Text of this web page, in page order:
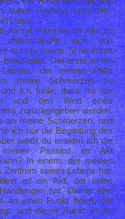
seiner Passion vermitteln.
Luisa:
meine Passion im Akt zu
unterscheidet sich von
nur an meine Schmerzen
bemitleidet. Der erste ist ein
der meinen Platz
meine Schmerzen zu
und ich fühle, dass mir die
und den Wert eines
zurückgegeben werden.
an meine Schmerzen, und
ich nur die Begleitung des
weißt du in wem ich die
meiner Passion im Akt
In einem, der meinen
Zentrum seines Lebens hat.
ist ein Akt, der keine
hat. Dieser eine
an einen Punkt fixiert, der
und dieser Punkt ist die